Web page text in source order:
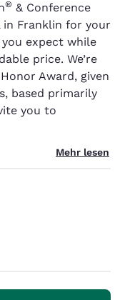
® & Conference
Franklin for your
expect while
price. We’re
Award, given
based primarily
you to
Mehr lesen